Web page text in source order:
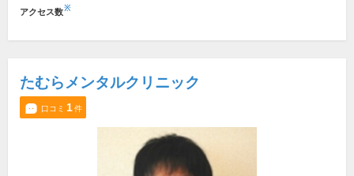
アクセス数※
たむらメンタルクリニック
口コミ 1件